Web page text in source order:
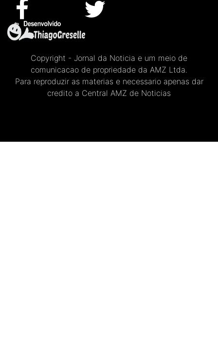
Copyright - Jornal da Noticia e um meio de
comunicacao de propriedade da AMZ Ltda.
Para reproduzir as materias e necessario apenas dar
credito a Central AMZ de Noticias